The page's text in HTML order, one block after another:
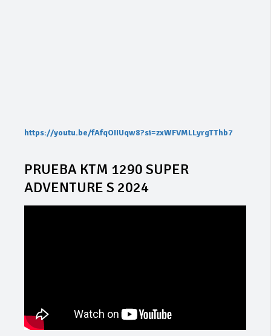
https://youtu.be/fAfqOIIUqw8?si=zxWFVMLLyrgTThb7
PRUEBA KTM 1290 SUPER
ADVENTURE S 2024